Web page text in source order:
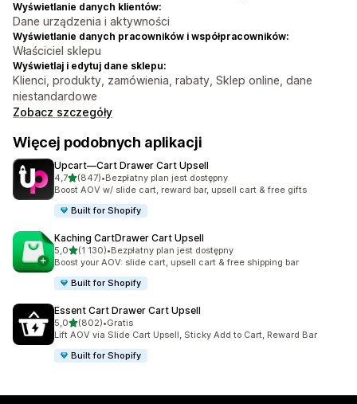
Wyświetlanie danych klientów:
Dane urządzenia i aktywności
Wyświetlanie danych pracowników i współpracowników:
Właściciel sklepu
Wyświetlaj i edytuj dane sklepu:
Klienci, produkty, zamówienia, rabaty, Sklep online, dane
niestandardowe
Zobacz szczegóły
Więcej podobnych aplikacji
Upcart—Cart Drawer Cart Upsell
4,7na 5 gwiazdek
(847)
Łączna liczba recenzji: 847
•Bezpłatny plan jest dostępny
Boost AOV w/ slide cart, reward bar, upsell cart & free gifts
Built for Shopify
Kaching CartDrawer Cart Upsell
5,0na 5 gwiazdek
(1 130)
Łączna liczba recenzji: 1130
•Bezpłatny plan jest dostępny
Boost your AOV: slide cart, upsell cart & free shipping bar
Built for Shopify
Essent Cart Drawer Cart Upsell
5,0na 5 gwiazdek
(802)
Łączna liczba recenzji: 802
•Gratis
Lift AOV via Slide Cart Upsell, Sticky Add to Cart, Reward Bar
Built for Shopify